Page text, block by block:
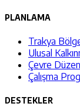
PLANLAMA
Trakya
Ulusal
Çevre
Çalışma
DESTEKLER